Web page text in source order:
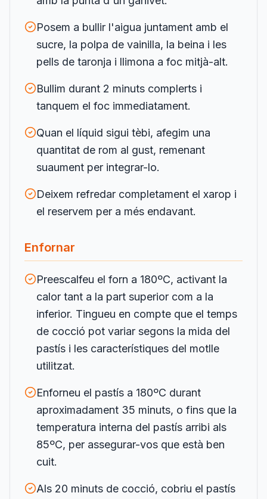
Posem a bullir l'aigua juntament amb el
sucre, la polpa de vainilla, la beina i les
pells de taronja i llimona a foc mitjà-alt.
Bullim durant 2 minuts complerts i
tanquem el foc immediatament.
Quan el líquid sigui tèbi, afegim una
quantitat de rom al gust, remenant
suaument per integrar-lo.
Deixem refredar completament el xarop i
el reservem per a més endavant.
Enfornar
Preescalfeu el forn a 180ºC, activant la
calor tant a la part superior com a la
inferior. Tingueu en compte que el temps
de cocció pot variar segons la mida del
pastís i les característiques del motlle
utilitzat.
Enforneu el pastís a 180ºC durant
aproximadament 35 minuts, o fins que la
temperatura interna del pastís arribi als
85ºC, per assegurar-vos que està ben
cuit.
Als 20 minuts de cocció, cobriu el pastís